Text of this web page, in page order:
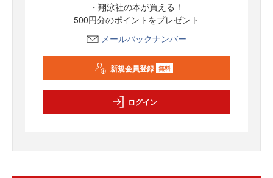
・翔泳社の本が買える！
500円分のポイントをプレゼント
メールバックナンバー
新規会員登録 無料
ログイン